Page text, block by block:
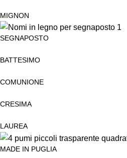
MIGNON
SEGNAPOSTO
BATTESIMO
COMUNIONE
CRESIMA
LAUREA
MADE IN PUGLIA